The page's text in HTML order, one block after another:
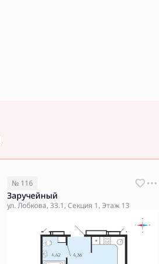
№ 116
Заручейный
ул. Лобкова, 33.1, Секция 1, Этаж 13